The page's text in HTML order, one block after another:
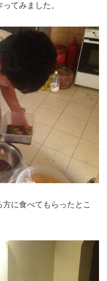
てみました。
に食べてもらったとこ